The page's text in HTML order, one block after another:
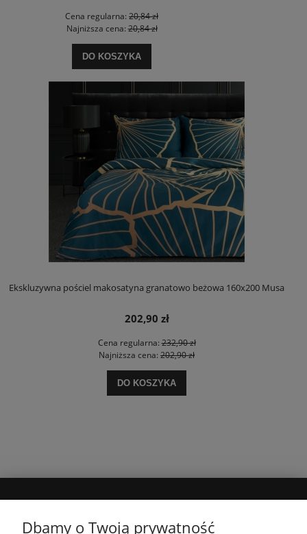
Cena regularna: 20,84 zł
Najniższa cena:20,84 zł
DO KOSZYKA
Ekskluzywna pościel makosatyna granatowo beżowa 160x200 Musa
202,90 zł
Cena regularna:232,90 zł
Najniższa cena: 202,90 zł
DO KOSZYKA
Dbamy o Twoją prywatność